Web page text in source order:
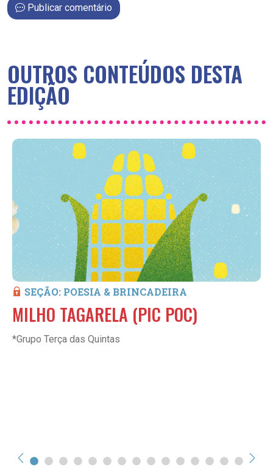
Publicar comentário
OUTROS CONTEÚDOS DESTA
EDIÇÃO
SEÇÃO: POESIA & BRINCADEIRA
MILHO TAGARELA (PIC POC)
*Grupo Terça das Quintas